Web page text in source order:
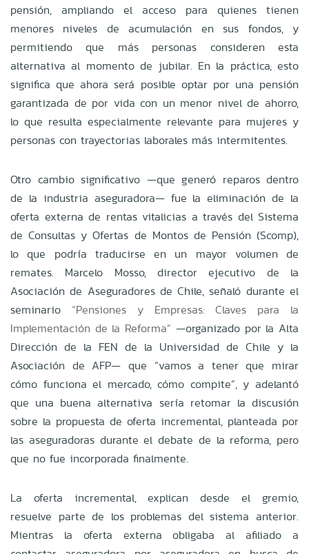
pensión, ampliando el acceso para quienes tienen
menores niveles de acumulación en sus fondos, y
permitiendo que más personas consideren esta
alternativa al momento de jubilar. En la práctica, esto
significa que ahora será posible optar por una pensión
garantizada de por vida con un menor nivel de ahorro,
lo que resulta especialmente relevante para mujeres y
personas con trayectorias laborales más intermitentes.
Otro cambio significativo —que generó reparos dentro
de la industria aseguradora— fue la eliminación de la
oferta externa de rentas vitalicias a través del Sistema
de Consultas y Ofertas de Montos de Pensión (Scomp),
lo que podría traducirse en un mayor volumen de
remates. Marcelo Mosso, director ejecutivo de la
Asociación de Aseguradores de Chile, señaló durante el
seminario “Pensiones y Empresas: Claves para la
Implementación de la Reforma” —organizado por la Alta
Dirección de la FEN de la Universidad de Chile y la
Asociación de AFP— que “vamos a tener que mirar
cómo funciona el mercado, cómo compite”, y adelantó
que una buena alternativa sería retomar la discusión
sobre la propuesta de oferta incremental, planteada por
las aseguradoras durante el debate de la reforma, pero
que no fue incorporada finalmente.
La oferta incremental, explican desde el gremio,
resuelve parte de los problemas del sistema anterior.
Mientras la oferta externa obligaba al afiliado a